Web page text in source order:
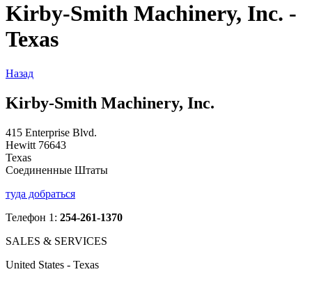
Kirby-Smith Machinery, Inc. -
Texas
Назад
Kirby-Smith Machinery, Inc.
415 Enterprise Blvd.
Hewitt 76643
Texas
Соединенные Штаты
туда добраться
Телефон 1: 254-261-1370
SALES & SERVICES
United States - Texas